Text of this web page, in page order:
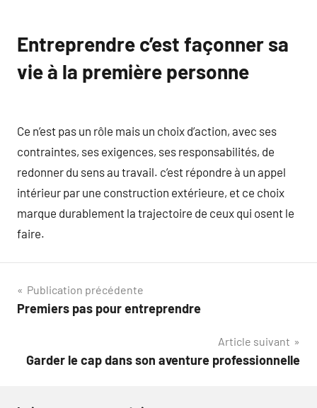
Entreprendre c’est façonner sa
vie à la première personne
Ce n’est pas un rôle mais un choix d’action, avec ses
contraintes, ses exigences, ses responsabilités, de
redonner du sens au travail. c’est répondre à un appel
intérieur par une construction extérieure, et ce choix
marque durablement la trajectoire de ceux qui osent le
faire.
Navigation
de
Publication précédente
Premiers pas pour entreprendre
Article suivant
Garder le cap dans son aventure professionnelle